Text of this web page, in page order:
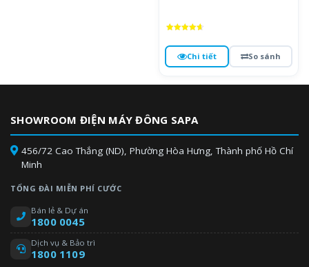
5 saoChi tiết So sánh
SHOWROOM ĐIỆN MÁY ĐÔNG SAPA
456/72 Cao Thắng (ND), Phường Hòa Hưng, Thành phố Hồ Chí
Minh
TỔNG ĐÀI MIỄN PHÍ CƯỚC
Bán lẻ & Dự án
1800 0045
Dịch vụ & Bảo trì
1800 1109